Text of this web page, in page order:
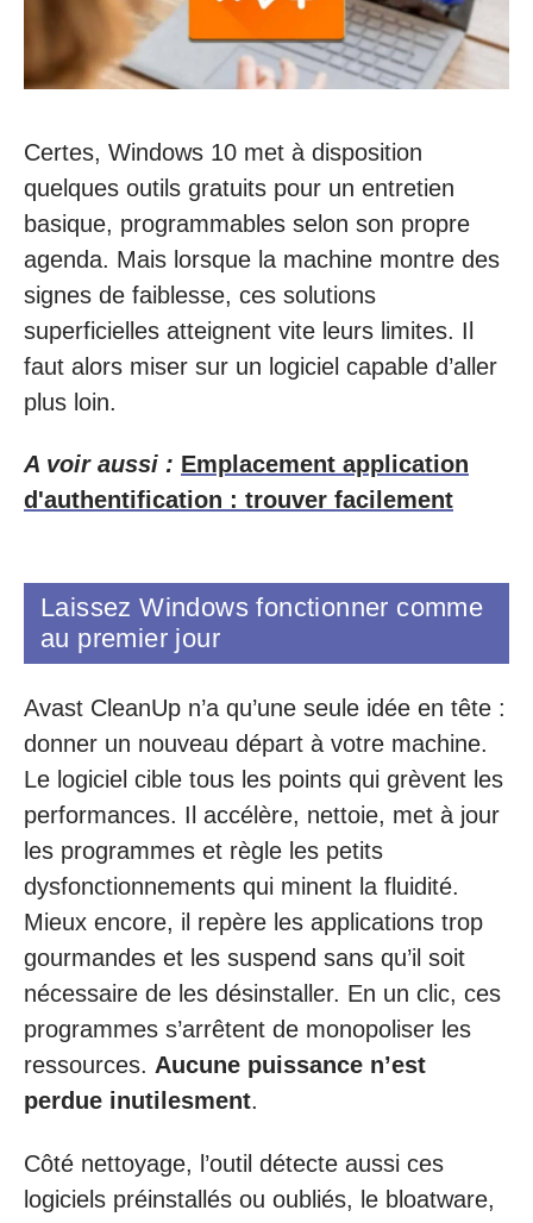
Certes, Windows 10 met à disposition
quelques outils gratuits pour un entretien
basique, programmables selon son propre
agenda. Mais lorsque la machine montre des
signes de faiblesse, ces solutions
superficielles atteignent vite leurs limites. Il
faut alors miser sur un logiciel capable d’aller
plus loin.
A voir aussi : Emplacement application
d'authentification : trouver facilement
Laissez Windows fonctionner comme
au premier jour
Avast CleanUp n’a qu’une seule idée en tête :
donner un nouveau départ à votre machine.
Le logiciel cible tous les points qui grèvent les
performances. Il accélère, nettoie, met à jour
les programmes et règle les petits
dysfonctionnements qui minent la fluidité.
Mieux encore, il repère les applications trop
gourmandes et les suspend sans qu’il soit
nécessaire de les désinstaller. En un clic, ces
programmes s’arrêtent de monopoliser les
ressources. Aucune puissance n’est
perdue inutilesment.
Côté nettoyage, l’outil détecte aussi ces
logiciels préinstallés ou oubliés, le bloatware,